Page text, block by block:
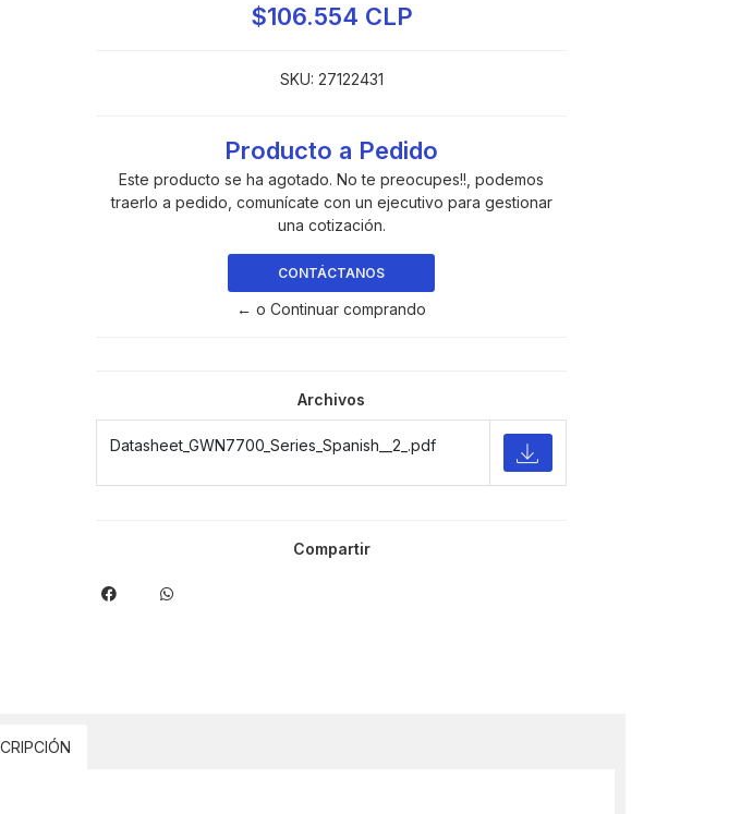
$106.554 CLP
SKU: 27122431
Producto a Pedido
Este producto se ha agotado. No te preocupes!!, podemos
traerlo a pedido, comunícate con un ejecutivo para gestionar
una cotización.
CONTÁCTANOS
← o Continuar comprando
Archivos
Datasheet_GWN7700_Series_Spanish__2_.pdf
Compartir